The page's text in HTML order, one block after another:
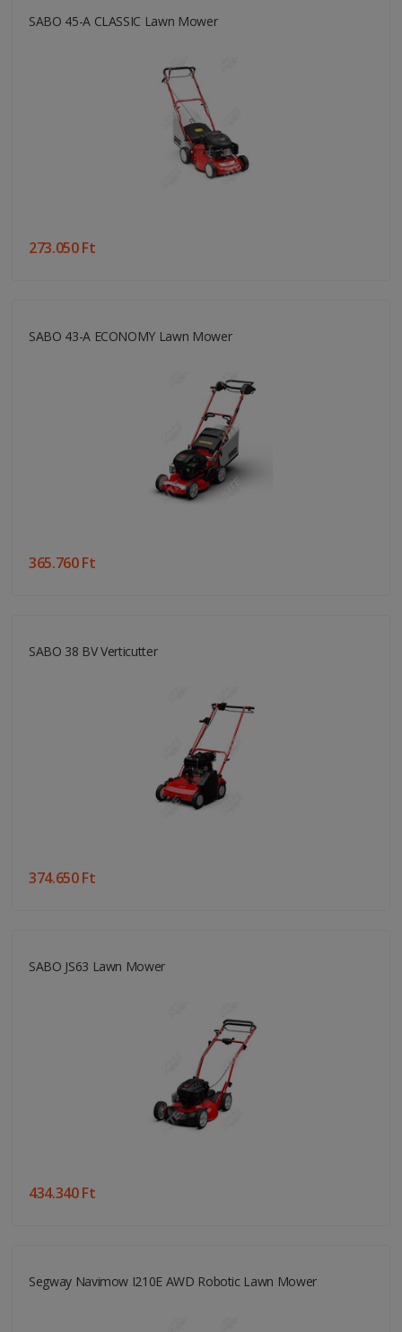
SABO 45-A CLASSIC Lawn Mower
273.050 Ft
SABO 43-A ECONOMY Lawn Mower
365.760 Ft
SABO 38 BV Verticutter
374.650 Ft
SABO JS63 Lawn Mower
434.340 Ft
Segway Navimow I210E AWD Robotic Lawn Mower